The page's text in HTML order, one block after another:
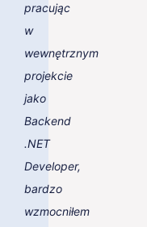
pracując
w
wewnętrznym
projekcie
jako
Backend
.NET
Developer,
bardzo
wzmocniłem